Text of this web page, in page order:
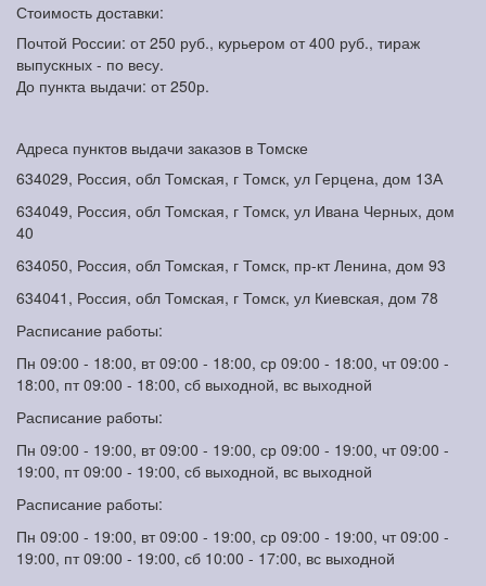
Стоимость доставки:
Почтой России: от 250 руб., курьером от 400 руб., тираж
выпускных - по весу.
До пункта выдачи: от 250р.
Адреса пунктов выдачи заказов в Томске
634029, Россия, обл Томская, г Томск, ул Герцена, дом 13А
634049, Россия, обл Томская, г Томск, ул Ивана Черных, дом
40
634050, Россия, обл Томская, г Томск, пр-кт Ленина, дом 93
634041, Россия, обл Томская, г Томск, ул Киевская, дом 78
Расписание работы:
Пн 09:00 - 18:00, вт 09:00 - 18:00, ср 09:00 - 18:00, чт 09:00 -
18:00, пт 09:00 - 18:00, сб выходной, вс выходной
Расписание работы:
Пн 09:00 - 19:00, вт 09:00 - 19:00, ср 09:00 - 19:00, чт 09:00 -
19:00, пт 09:00 - 19:00, сб выходной, вс выходной
Расписание работы:
Пн 09:00 - 19:00, вт 09:00 - 19:00, ср 09:00 - 19:00, чт 09:00 -
19:00, пт 09:00 - 19:00, сб 10:00 - 17:00, вс выходной